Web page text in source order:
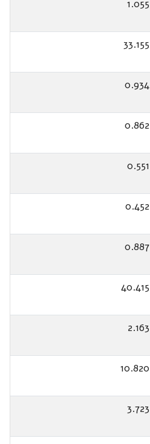
1.055
33.155
0.934
0.862
0.551
0.452
0.887
40.415
2.163
10.820
3.723